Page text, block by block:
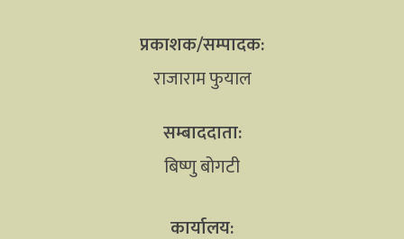
प्रकाशक/सम्पादक:
राजाराम फुयाल
सम्बाददाता:
बिष्णु बोगटी
कार्यालय: